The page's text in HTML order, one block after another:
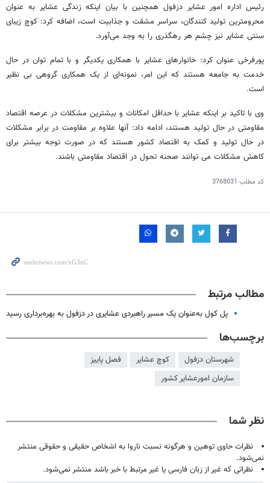
رئیس اداره امور عشایر دزفول همچنین با بیان اینکه زندگی عشایر به عنوان
محرومترین تولید کنندگان، سراسر مشقت و جذابیت است، اضافه کرد: کوچ زیبای
سنتی عشایر نیز چشم هر رهگذری را به وجد می‌آورد.
پورفرخی عنوان کرد: خانوارهای عشایر با همکاری یکدیگر و با تمام توان در حال
خدمت به جامعه هستند که این امر، نمونه‌ای از یک همکاری گروهی بی ‌نظیر
است.
وی با تاکید بر اینکه عشایر با حداقل امکانات و بیشترین مشکلات در عرصه اقتصاد
مقاومتی در حال تولید هستند، ادامه داد: آنها علاوه بر مقاومت در برابر مشکلات
در حال تولید و کمک به اقتصاد کشور هستند که در صورت توجه بیشتر برای
کاهش مشکلات می توانند صحنه تحول در اقتصاد مقاومتی باشند.
کد مطلب 3768031
مطالب مرتبط
پل کول به‌عنوان یک مسیر راهبردی عشایری در دزفول به بهره‌برداری رسید
برچسب‌ها
شهرستان دزفول کوچ عشایر
فصل پاییز
سازمان امورعشایر کشور
نظر شما
نظرات حاوی توهین و هرگونه نسبت ناروا به اشخاص حقیقی و حقوقی منتشر
نمی‌شود.
نظراتی که غیر از زبان فارسی یا غیر مرتبط با خبر باشد منتشر نمی‌شود.